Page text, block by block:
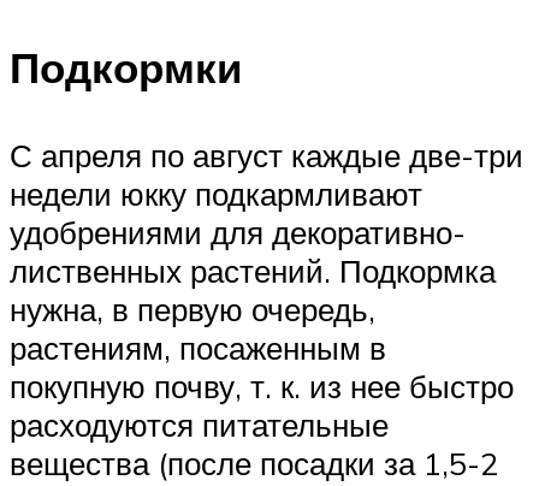
Подкормки
С апреля по август каждые две-три
недели юкку подкармливают
удобрениями для декоративно-
лиственных растений. Подкормка
нужна, в первую очередь,
растениям, посаженным в
покупную почву, т. к. из нее быстро
расходуются питательные
вещества (после посадки за 1,5-2